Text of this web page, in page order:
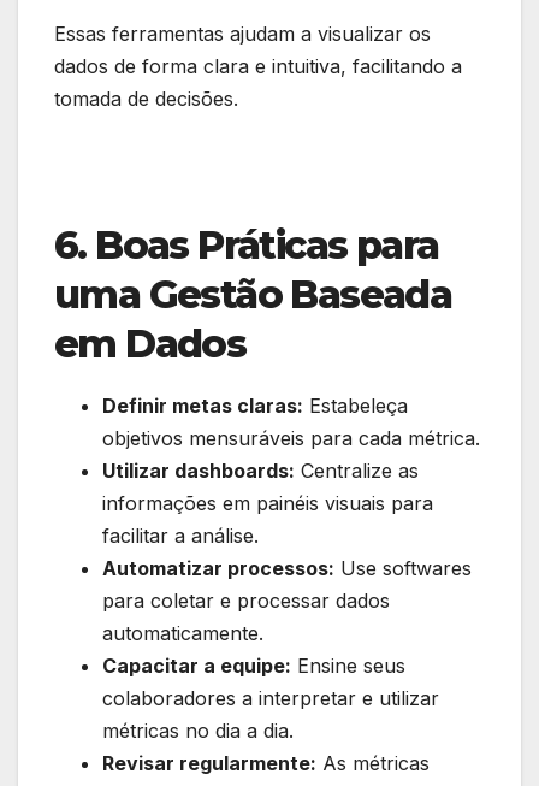
Essas ferramentas ajudam a visualizar os
dados de forma clara e intuitiva, facilitando a
tomada de decisões.
6. Boas Práticas para
uma Gestão Baseada
em Dados
Definir metas claras: Estabeleça
objetivos mensuráveis para cada métrica.
Utilizar dashboards: Centralize as
informações em painéis visuais para
facilitar a análise.
Automatizar processos: Use softwares
para coletar e processar dados
automaticamente.
Capacitar a equipe: Ensine seus
colaboradores a interpretar e utilizar
métricas no dia a dia.
Revisar regularmente: As métricas